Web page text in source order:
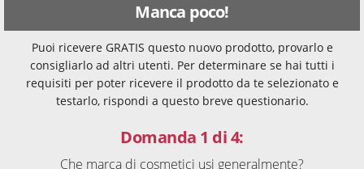
Manca poco!
Puoi ricevere GRATIS questo nuovo prodotto, provarlo e
consigliarlo ad altri utenti. Per determinare se hai tutti i
requisiti per poter ricevere il prodotto da te selezionato e
testarlo, rispondi a questo breve questionario.
Domanda 1 di 4:
Che marca di cosmetici usi generalmente?